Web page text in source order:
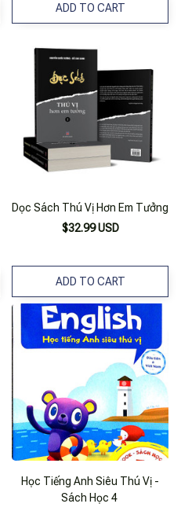
ADD TO CART
Dọc Sách Thú Vị Hơn Em Tưởng
$32.99 USD
ADD TO CART
Học Tiếng Anh Siêu Thú Vị -
Sách Học 4